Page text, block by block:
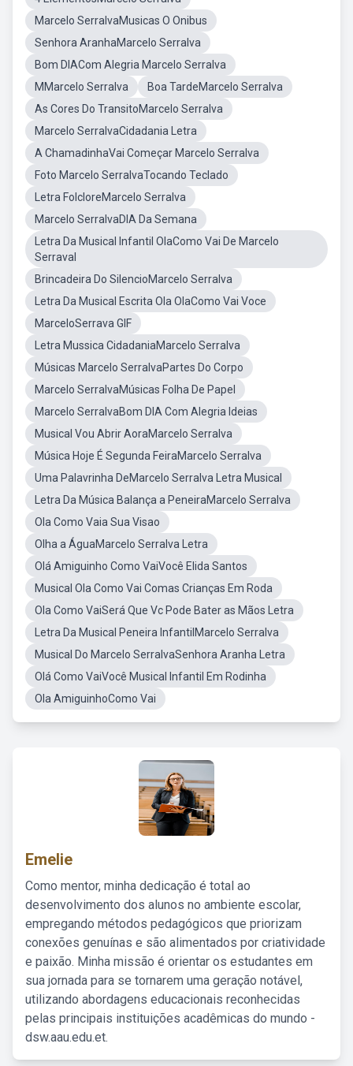
Marcelo SerralvaMusicas O Onibus
Senhora AranhaMarcelo Serralva
Bom DIACom Alegria Marcelo Serralva
MMarcelo Serralva
Boa TardeMarcelo Serralva
As Cores Do TransitoMarcelo Serralva
Marcelo SerralvaCidadania Letra
A ChamadinhaVai Começar Marcelo Serralva
Foto Marcelo SerralvaTocando Teclado
Letra FolcloreMarcelo Serralva
Marcelo SerralvaDIA Da Semana
Letra Da Musical Infantil OlaComo Vai De Marcelo
Serraval
Brincadeira Do SilencioMarcelo Serralva
Letra Da Musical Escrita Ola OlaComo Vai Voce
MarceloSerrava GIF
Letra Mussica CidadaniaMarcelo Serralva
Músicas Marcelo SerralvaPartes Do Corpo
Marcelo SerralvaMúsicas Folha De Papel
Marcelo SerralvaBom DIA Com Alegria Ideias
Musical Vou Abrir AoraMarcelo Serralva
Música Hoje É Segunda FeiraMarcelo Serralva
Uma Palavrinha DeMarcelo Serralva Letra Musical
Letra Da Música Balança a PeneiraMarcelo Serralva
Ola Como Vaia Sua Visao
Olha a ÁguaMarcelo Serralva Letra
Olá Amiguinho Como VaiVocê Elida Santos
Musical Ola Como Vai Comas Crianças Em Roda
Ola Como VaiSerá Que Vc Pode Bater as Mãos Letra
Letra Da Musical Peneira InfantilMarcelo Serralva
Musical Do Marcelo SerralvaSenhora Aranha Letra
Olá Como VaiVocê Musical Infantil Em Rodinha
Ola AmiguinhoComo Vai
Emelie
Como mentor, minha dedicação é total ao
desenvolvimento dos alunos no ambiente escolar,
empregando métodos pedagógicos que priorizam
conexões genuínas e são alimentados por criatividade
e paixão. Minha missão é orientar os estudantes em
sua jornada para se tornarem uma geração notável,
utilizando abordagens educacionais reconhecidas
pelas principais instituições acadêmicas do mundo -
dsw.aau.edu.et.